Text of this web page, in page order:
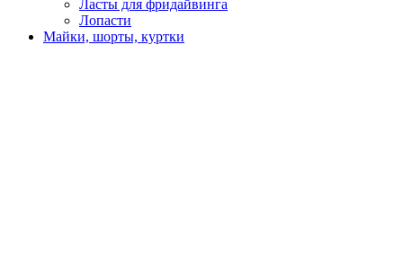
Ласты для фридайвинга
Лопасти
Майки, шорты, куртки